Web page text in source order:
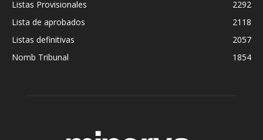
Listas Provisionales
2292
Lista de aprobados
2118
Listas definitivas
2057
Nomb Tribunal
1854